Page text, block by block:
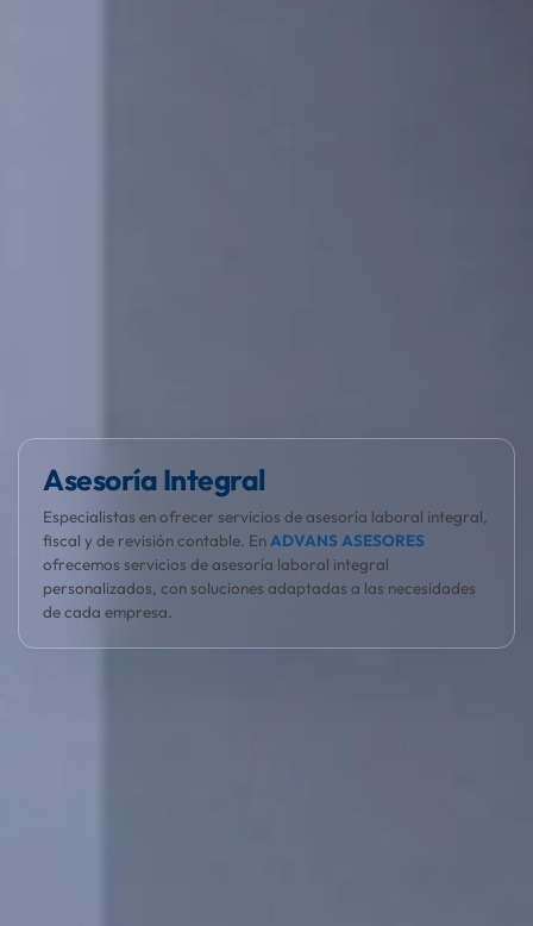
El cliente, el protagonista
En ADVANS ASESORES entendemos que la gestión laboral es
compleja. Nos encargamos de todo para que tu empresa
crezca sin preocupaciones.